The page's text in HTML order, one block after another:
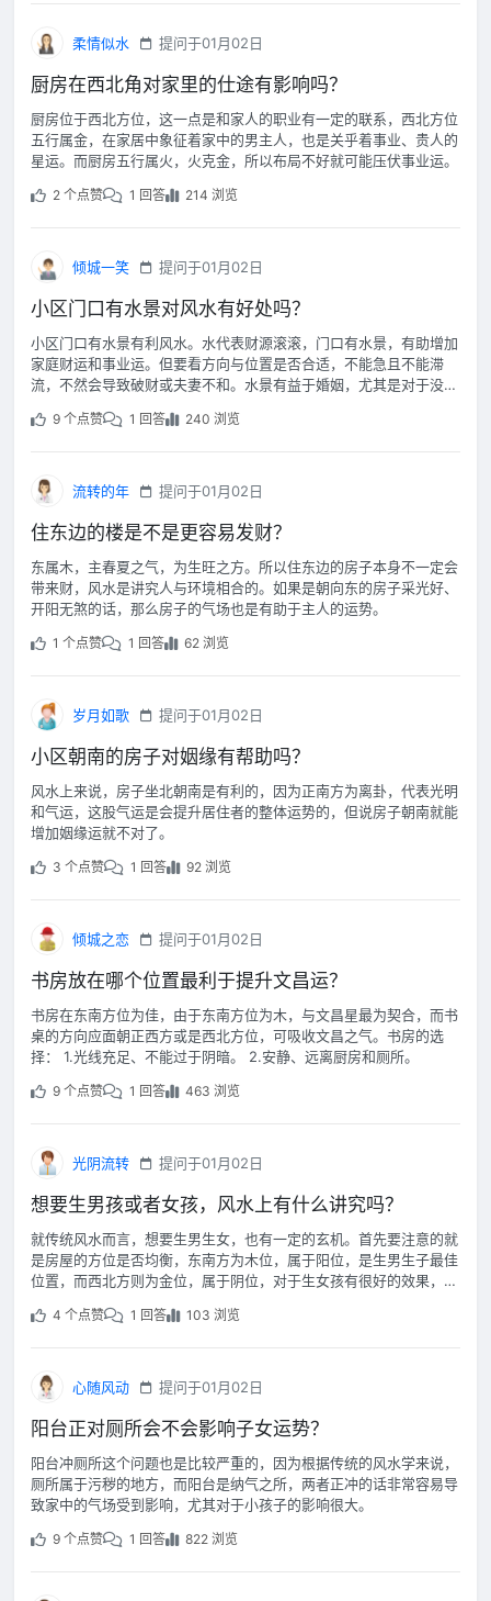
柔情似水 提问于01月02日
厨房在西北角对家里的仕途有影响吗？
厨房位于西北方位，这一点是和家人的职业有一定的联系，西北方位
五行属金，在家居中象征着家中的男主人，也是关乎着事业、贵人的
星运。而厨房五行属火，火克金，所以布局不好就可能压伏事业运。
2 个点赞 1 回答 214 浏览
倾城一笑 提问于01月02日
小区门口有水景对风水有好处吗？
小区门口有水景有利风水。水代表财源滚滚，门口有水景，有助增加
家庭财运和事业运。但要看方向与位置是否合适，不能急且不能滞
流，不然会导致破财或夫妻不和。水景有益于婚姻，尤其是对于没有
9 个点赞 1 回答 240 浏览
流转的年 提问于01月02日
住东边的楼是不是更容易发财？
东属木，主春夏之气，为生旺之方。所以住东边的房子本身不一定会
带来财，风水是讲究人与环境相合的。如果是朝向东的房子采光好、
开阳无煞的话，那么房子的气场也是有助于主人的运势。
1 个点赞 1 回答 62 浏览
岁月如歌 提问于01月02日
小区朝南的房子对姻缘有帮助吗？
风水上来说，房子坐北朝南是有利的，因为正南方为离卦，代表光明
和气运，这股气运是会提升居住者的整体运势的，但说房子朝南就能
增加姻缘运就不对了。
3 个点赞 1 回答 92 浏览
倾城之恋 提问于01月02日
书房放在哪个位置最利于提升文昌运？
书房在东南方位为佳，由于东南方位为木，与文昌星最为契合，而书
桌的方向应面朝正西方或是西北方位，可吸收文昌之气。书房的选
择： 1.光线充足、不能过于阴暗。 2.安静、远离厨房和厕所。
9 个点赞 1 回答 463 浏览
光阴流转 提问于01月02日
想要生男孩或者女孩，风水上有什么讲究吗？
就传统风水而言，想要生男生女，也有一定的玄机。首先要注意的就
是房屋的方位是否均衡，东南方为木位，属于阳位，是生男生子最佳
位置，而西北方则为金位，属于阴位，对于生女孩有很好的效果，所
4 个点赞 1 回答 103 浏览
心随风动 提问于01月02日
阳台正对厕所会不会影响子女运势？
阳台冲厕所这个问题也是比较严重的，因为根据传统的风水学来说，
厕所属于污秽的地方，而阳台是纳气之所，两者正冲的话非常容易导
致家中的气场受到影响，尤其对于小孩子的影响很大。
9 个点赞 1 回答 822 浏览